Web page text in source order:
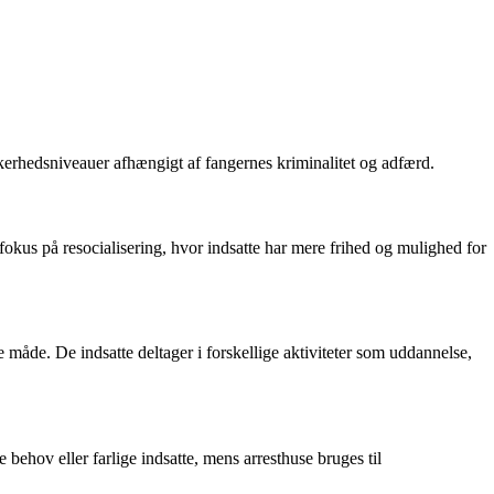
afhængigt af fangernes kriminalitet og adfærd.
på resocialisering, hvor indsatte har mere frihed og mulighed for
De indsatte deltager i forskellige aktiviteter som uddannelse,
eller farlige indsatte, mens arresthuse bruges til